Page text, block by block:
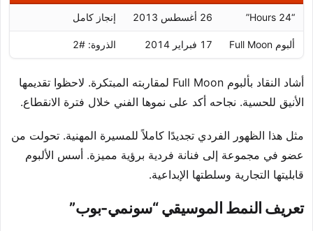
“24 Hours” 26 أغسطس 2013 إنجاز كامل
ألبوم Full Moon 17 فبراير 2014 الذروة: #2
أشاد النقاد بألبوم Full Moon لمقاربته المبتكرة. لاحظوا تقديمها
الأنيق للحسية. نجاحه أكد على نموها الفني خلال فترة الانقطاع.
مثل هذا الظهور الفردي تجديدًا كاملاً للمسيرة المهنية. تحولت من
عضو في مجموعة إلى فنانة فردية برؤية مميزة. أسس الألبوم
قابليتها التجارية وسلطتها الإبداعية.
تعريف النمط الموسيقي “سونمي-بوب”